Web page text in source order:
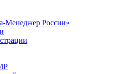
Менеджер России»